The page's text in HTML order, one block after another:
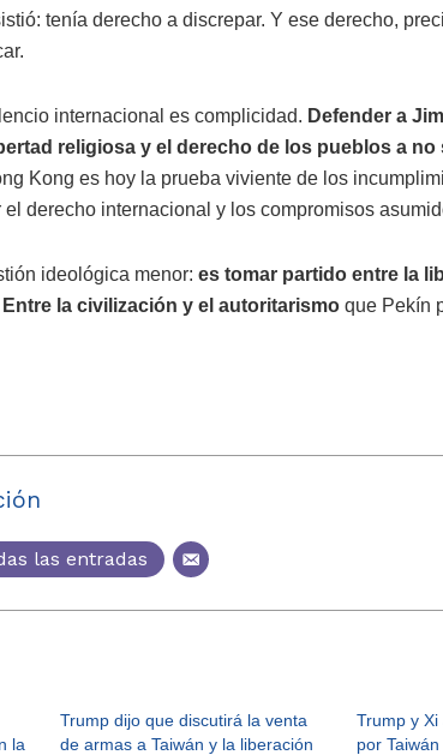
tenía derecho a discrepar. Y ese derecho,
internacional es complicidad. Defender a
religiosa y el derecho de los pueblos a
Kong es hoy la prueba viviente de los
derecho internacional y los compromisos
ideológica menor: es tomar partido entre la
la civilización y el autoritarismo que Pekín
las entradas
la
Trump dijo que discutirá la venta
de armas a Taiwán y la liberación
Trump y
por